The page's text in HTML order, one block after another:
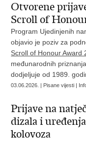
Otvorene
Scroll of
Program Ujedinjenih
objavio je poziv za
Scroll of Honour Award
međunarodnih
dodjeljuje od 1989.
03.06.2026. | Pisane vijesti |
Prijave na
dizala i
kolovoza